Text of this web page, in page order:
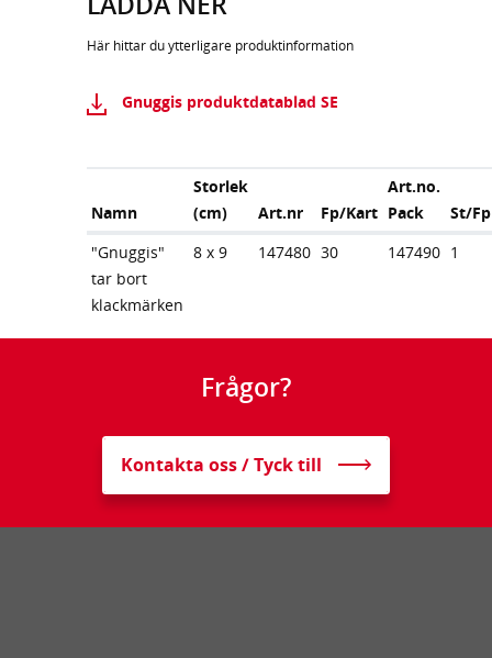
Här hittar du ytterligare produktinformation
Gnuggis produktdatablad SE
Namn
Storlek
(cm)
Art.nr Fp/Kart
Art.no.
Pack
St/Fp
"Gnuggis"
tar bort
klackmärken
8 x 9 147480 30 147490 1
Frågor?
Kontakta oss / Tyck till